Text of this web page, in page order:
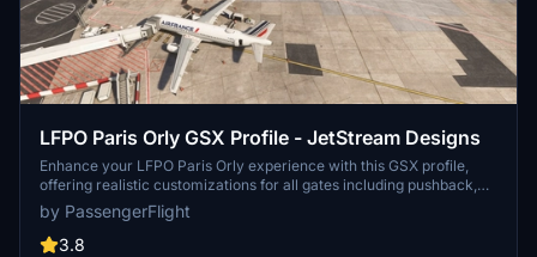
LFPO Paris Orly GSX Profile - JetStream Designs
Enhance your LFPO Paris Orly experience with this GSX profile,
offering realistic customizations for all gates including pushback,
walk-in, refuelling, and marshalling. Simply extract the file into the
designated folder to enjoy, and feel free to provide feedback for
potential improvements. Check out more profiles available in the
by PassengerFlight
3.8